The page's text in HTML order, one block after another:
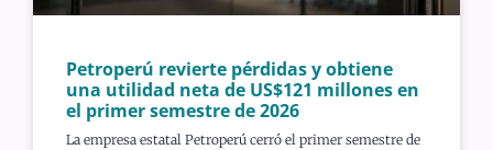
Petroperú revierte pérdidas y obtiene
una utilidad neta de US$121 millones en
el primer semestre de 2026
La empresa estatal Petroperú cerró el primer semestre de